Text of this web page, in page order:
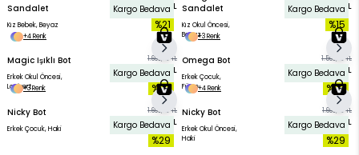
Kargo Bedava
%21
Sandalet
Kız Bebek, Beyaz
1.499,90 TL Kargo Bedava
%15
Sandalet
Kız Okul Öncesi,
Beyaz
1.099,90 TL
Kargo Bedava
%29
+4 Renk
Magic Işıklı Bot
Erkek Okul Öncesi,
Lacivert
1.699,90 TL
1.199,90 TL Kargo Bedava
%25
+3 Renk
Omega Bot
Erkek Çocuk,
Füme
1.599,90 TL
1.199,90 TL
Kargo Bedava
%29
+3 Renk
Nicky Bot
Erkek Çocuk, Haki
1.699,90 TL
1.199,90 TL Kargo Bedava
%29
+4 Renk
Nicky Bot
Erkek Okul Öncesi,
Haki
1.699,90 TL
1.199,90 TL